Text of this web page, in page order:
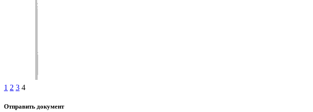
1 2 3 4
Отправить документ